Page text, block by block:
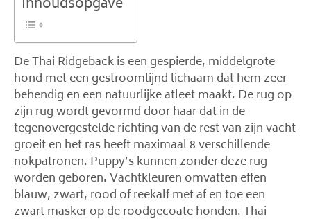
Inhoudsopgave
De Thai Ridgeback is een gespierde, middelgrote
hond met een gestroomlijnd lichaam dat hem zeer
behendig en een natuurlijke atleet maakt. De rug op
zijn rug wordt gevormd door haar dat in de
tegenovergestelde richting van de rest van zijn vacht
groeit en het ras heeft maximaal 8 verschillende
nokpatronen. Puppy’s kunnen zonder deze rug
worden geboren. Vachtkleuren omvatten effen
blauw, zwart, rood of reekalf met af en toe een
zwart masker op de roodgecoate honden. Thai